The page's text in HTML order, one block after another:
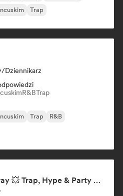
Trap
Dziennikarz
R&BTrap
Trap R&B
Hip Hop Hooray 💥 Trap, Hype & Party Rap Bangers